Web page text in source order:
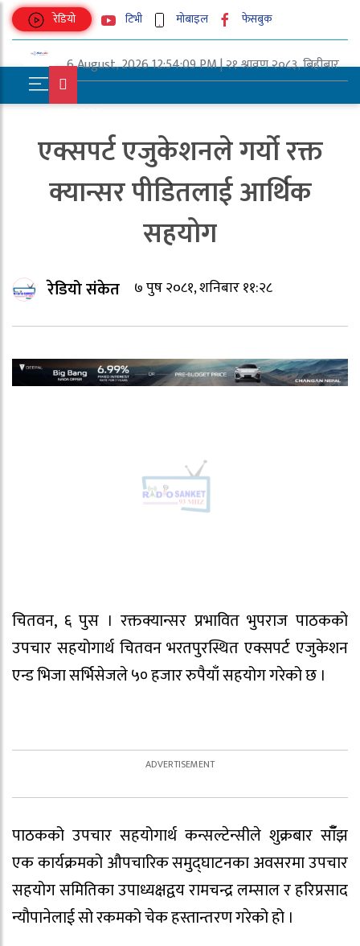
रेडियो टिभी मोबाइल फेसबुक
6 August, 2026 12:54:09 PM | २१ श्रावण २०८३, बिहीबार
UNICODE
एक्सपर्ट एजुकेशनले गर्यो रक्त
क्यान्सर पीडितलाई आर्थिक
सहयोग
रेडियो संकेत ७ पुष २०८१, शनिबार ११:२८
चितवन, ६ पुस । रक्तक्यान्सर प्रभावित भुपराज पाठकको
उपचार सहयोगार्थ चितवन भरतपुरस्थित एक्सपर्ट एजुकेशन
एन्ड भिजा सर्भिसेजले ५० हजार रुपैयाँ सहयोग गरेको छ ।
पाठकको उपचार सहयोगार्थ कन्सल्टेन्सीले शुक्रबार साँँझ
एक कार्यक्रमको औपचारिक समुद्घाटनका अवसरमा उपचार
सहयोग समितिका उपाध्यक्षद्वय रामचन्द्र लम्साल र हरिप्रसाद
न्यौपानेलाई सो रकमको चेक हस्तान्तरण गरेको हो ।